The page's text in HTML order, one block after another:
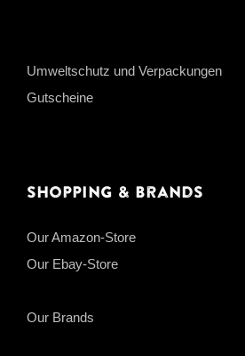
Umweltschutz und Verpackungen
Gutscheine
Shopping & Brands
Our Amazon-Store
Our Ebay-Store
Our Brands